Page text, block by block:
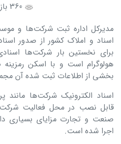
360 بازدید
مدیرکل اداره ثبت شرکت‌ها و
اسناد و املاک کشور از صدور
برای نخستین بار شرکت‌ها
بخشی از اطلاعات ثبت شده آن
اسناد الکترونیک شرکت‌ها
قابل نصب در محل فعالیت
صنعت و تجارت مزایای بسیاری
اجرا شده است.